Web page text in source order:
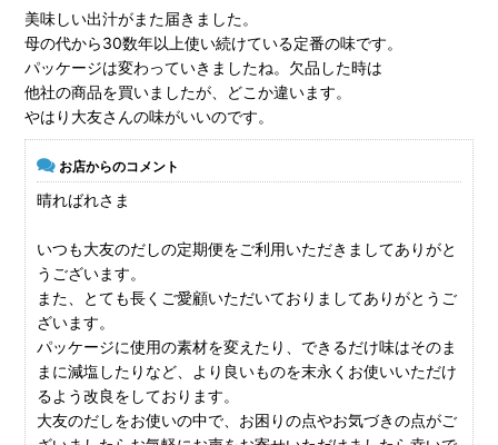
美味しい出汁がまた届きました。
母の代から30数年以上使い続けている定番の味です。
パッケージは変わっていきましたね。欠品した時は
他社の商品を買いましたが、どこか違います。
やはり大友さんの味がいいのです。
お店からのコメント
晴ればれさま
いつも大友のだしの定期便をご利用いただきましてありがと
うございます。
また、とても長くご愛顧いただいておりましてありがとうご
ざいます。
パッケージに使用の素材を変えたり、できるだけ味はそのま
まに減塩したりなど、より良いものを末永くお使いいただけ
るよう改良をしております。
大友のだしをお使いの中で、お困りの点やお気づきの点がご